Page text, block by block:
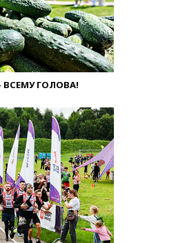
ВСЕМУ ГОЛОВА!